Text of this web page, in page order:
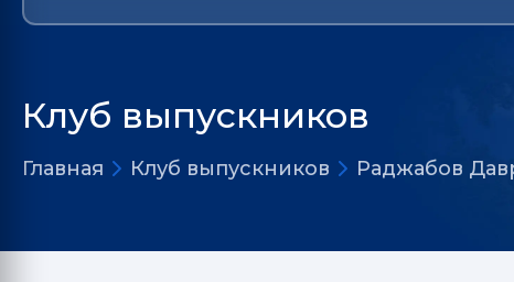
Клуб выпускников
Главная Клуб выпускников Раджабов